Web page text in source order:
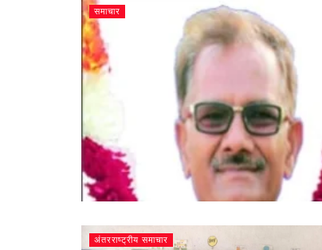
समाचार
अंतरराष्ट्रीय समाचार